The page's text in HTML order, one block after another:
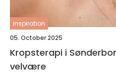
inspiration
05. October 2025
Kropsterapi i
velvære